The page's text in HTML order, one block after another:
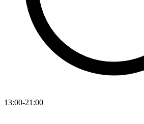
13:00-21:00